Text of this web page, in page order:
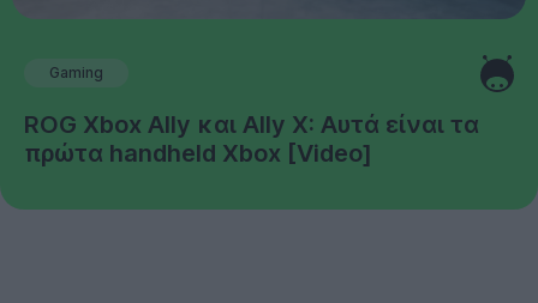
Gaming
ROG Xbox Ally και Ally X: Αυτά είναι τα
πρώτα handheld Xbox [Video]